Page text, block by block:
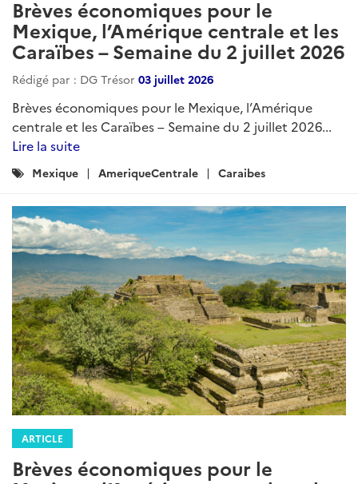
Brèves économiques pour le
Mexique, l’Amérique centrale et les
Caraïbes – Semaine du 2 juillet 2026
Rédigé par : DG Trésor 03 juillet 2026
Brèves économiques pour le Mexique, l’Amérique
centrale et les Caraïbes – Semaine du 2 juillet 2026...
Lire la suite
Catégories
Mexique AmeriqueCentrale Caraibes
ARTICLE
Brèves économiques pour le